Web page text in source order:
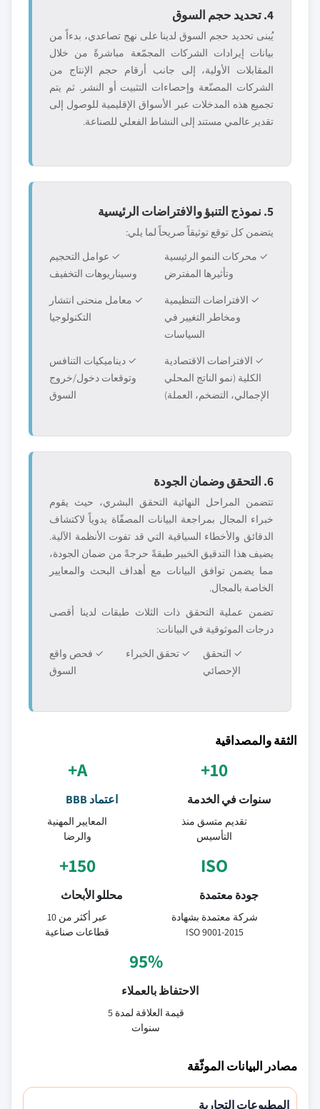
4. تحديد حجم السوق
يُبنى تحديد حجم السوق لدينا على نهج تصاعدي، بدءاً من
بيانات إيرادات الشركات المجمّعة مباشرةً من خلال
المقابلات الأولية، إلى جانب أرقام حجم الإنتاج من
الشركات المصنّعة وإحصاءات التثبيت أو النشر. ثم يتم
تجميع هذه المدخلات عبر الأسواق الإقليمية للوصول إلى
تقدير عالمي مستند إلى النشاط الفعلي للصناعة.
5. نموذج التنبؤ والافتراضات الرئيسية
يتضمن كل توقع توثيقاً صريحاً لما يلي:
✓ محركات النمو الرئيسية
وتأثيرها المفترض
✓ عوامل التحجيم
وسيناريوهات التخفيف
✓ الافتراضات التنظيمية
ومخاطر التغيير في
السياسات
✓ معامل منحنى انتشار
التكنولوجيا
✓ الافتراضات الاقتصادية
الكلية (نمو الناتج المحلي
الإجمالي، التضخم، العملة)
✓ ديناميكيات التنافس
وتوقعات دخول/خروج
السوق
6. التحقق وضمان الجودة
تتضمن المراحل النهائية التحقق البشري، حيث يقوم
خبراء المجال بمراجعة البيانات المصفّاة يدوياً لاكتشاف
الدقائق والأخطاء السياقية التي قد تفوت الأنظمة الآلية.
يضيف هذا التدقيق الخبير طبقةً حرجةً من ضمان الجودة،
مما يضمن توافق البيانات مع أهداف البحث والمعايير
الخاصة بالمجال.
تضمن عملية التحقق ذات الثلاث طبقات لدينا أقصى
درجات الموثوقية في البيانات:
✓ التحقق
الإحصائي
✓ تحقق الخبراء
✓ فحص واقع
السوق
الثقة والمصداقية
10+
سنوات في الخدمة
تقديم متسق منذ
التأسيس
A+
اعتماد BBB
المعايير المهنية
والرضا
ISO
جودة معتمدة
شركة معتمدة بشهادة
ISO 9001-2015
150+
محللو الأبحاث
عبر أكثر من 10
قطاعات صناعية
95%
الاحتفاظ بالعملاء
قيمة العلاقة لمدة 5
سنوات
مصادر البيانات الموثّقة
المطبوعات التجارية